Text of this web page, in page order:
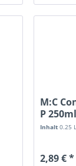
M:C
P
Inhalt 0.25
2,89 € *